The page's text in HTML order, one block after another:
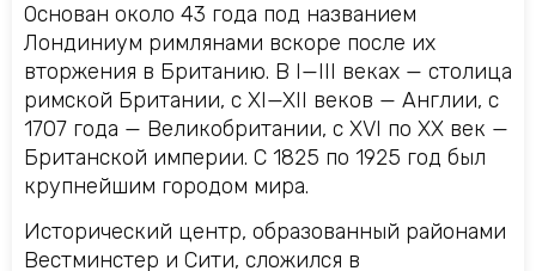
Основан около 43 года под названием
Лондиниум римлянами вскоре после их
вторжения в Британию. В I—III веках — столица
римской Британии, с XI—XII веков — Англии, с
1707 года — Великобритании, с XVI по XX век —
Британской империи. С 1825 по 1925 год был
крупнейшим городом мира.
Исторический центр, образованный районами
Вестминстер и Сити, сложился в